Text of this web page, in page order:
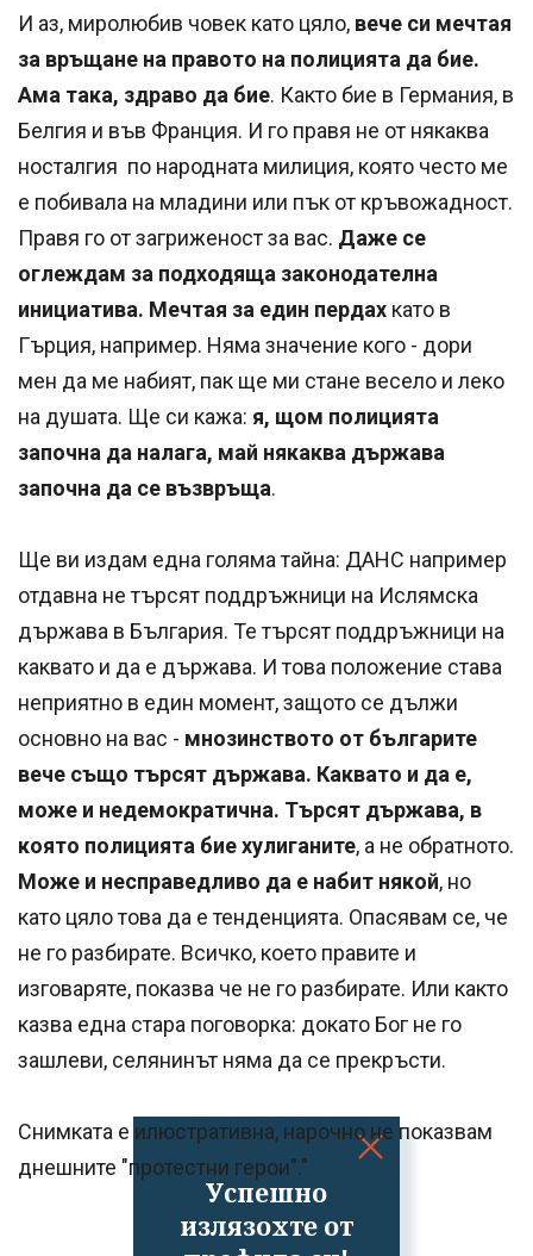
Успешно
излязохте от
И аз, миролюбив човек като цяло, вече си мечтая
за връщане на правото на полицията да бие.
Ама така, здраво да бие. Както бие в Германия, в
Белгия и във Франция. И го правя не от някаква
носталгия по народната милиция, която често ме
е побивала на младини или пък от кръвожадност.
Правя го от загриженост за вас. Даже се
оглеждам за подходяща законодателна
инициатива. Мечтая за един пердах като в
Гърция, например. Няма значение кого - дори
мен да ме набият, пак ще ми стане весело и леко
на душата. Ще си кажа: я, щом полицията
започна да налага, май някаква държава
започна да се възвръща.
Ще ви издам една голяма тайна: ДАНС например
отдавна не търсят поддръжници на Ислямска
държава в България. Те търсят поддръжници на
каквато и да е държава. И това положение става
неприятно в един момент, защото се дължи
основно на вас - мнозинството от българите
вече също търсят държава. Каквато и да е,
може и недемократична. Търсят държава, в
която полицията бие хулиганите, а не обратното.
Може и несправедливо да е набит някой, но
като цяло това да е тенденцията. Опасявам се, че
не го разбирате. Всичко, което правите и
изговаряте, показва че не го разбирате. Или както
казва една стара поговорка: докато Бог не го
зашлеви, селянинът няма да се прекръсти.
Снимката е илюстративна, нарочно не показвам
днешните "протестни герои"."